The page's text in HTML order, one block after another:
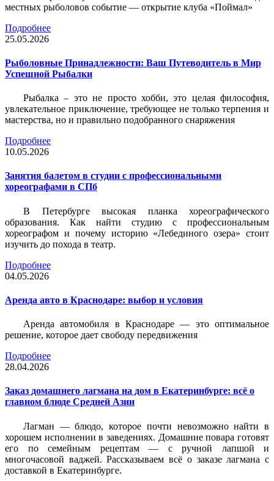
местных рыболовов событие — открытие клуба «Поймал»
Подробнее
25.05.2026
Рыболовные Принадлежности: Ваш Путеводитель в Мир
Успешной Рыбалки
Рыбалка – это не просто хобби, это целая философия,
увлекательное приключение, требующее не только терпения и
мастерства, но и правильно подобранного снаряжения
Подробнее
10.05.2026
Занятия балетом в студии с профессиональными
хореографами в СПб
В Петербурге высокая планка хореографического
образования. Как найти студию с профессиональным
хореографом и почему историю «Лебединого озера» стоит
изучить до похода в театр.
Подробнее
04.05.2026
Аренда авто в Краснодаре: выбор и условия
Аренда автомобиля в Краснодаре — это оптимальное
решение, которое дает свободу передвижения
Подробнее
28.04.2026
Заказ домашнего лагмана на дом в Екатеринбурге: всё о
главном блюде Средней Азии
Лагман — блюдо, которое почти невозможно найти в
хорошем исполнении в заведениях. Домашние повара готовят
его по семейным рецептам — с ручной лапшой и
многочасовой ваджей. Рассказываем всё о заказе лагмана с
доставкой в Екатеринбурге.